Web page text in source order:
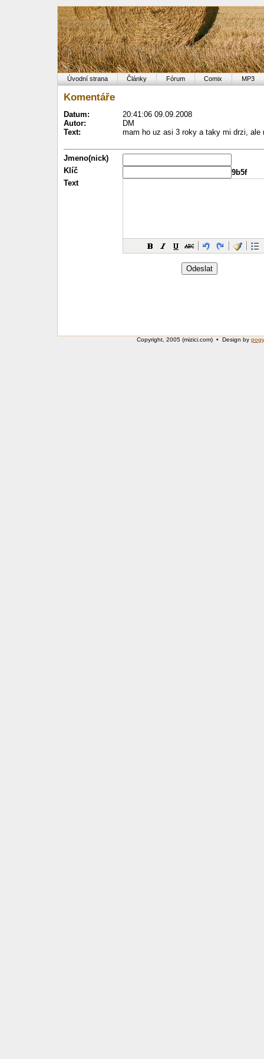
Úvodní strana Články Fórum Comix MP3
Komentáře
Datum:
20:41:06 09.09.2008
Autor:
DM
Text:
mam ho uz asi 3 roky a taky mi drzi,
Jmeno(nick)
Klíč
9b5f
Text
Copyright, 2005 (mizici.com) • Design by